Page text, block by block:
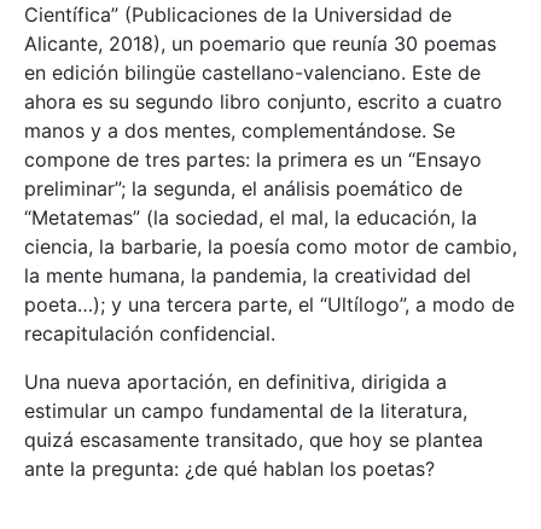
Científica” (Publicaciones de la Universidad de
Alicante, 2018), un poemario que reunía 30 poemas
en edición bilingüe castellano-valenciano. Este de
ahora es su segundo libro conjunto, escrito a cuatro
manos y a dos mentes, complementándose. Se
compone de tres partes: la primera es un “Ensayo
preliminar”; la segunda, el análisis poemático de
“Metatemas” (la sociedad, el mal, la educación, la
ciencia, la barbarie, la poesía como motor de cambio,
la mente humana, la pandemia, la creatividad del
poeta…); y una tercera parte, el “Ultílogo”, a modo de
recapitulación confidencial.
Una nueva aportación, en definitiva, dirigida a
estimular un campo fundamental de la literatura,
quizá escasamente transitado, que hoy se plantea
ante la pregunta: ¿de qué hablan los poetas?